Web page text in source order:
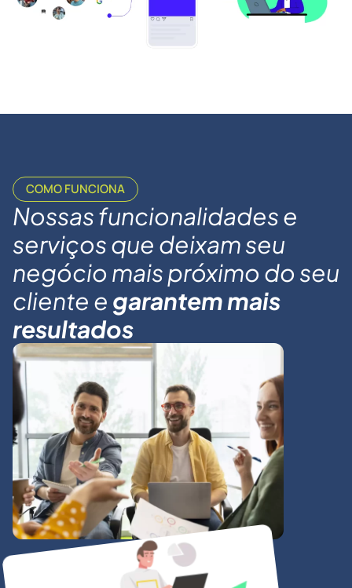
COMO FUNCIONA
Nossas funcionalidades e
serviços que deixam seu
negócio mais próximo do seu
cliente e garantemmais
resultados